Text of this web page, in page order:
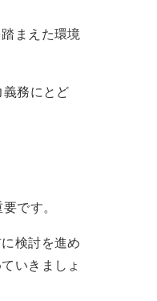
まえた環境
務にとど
です。
検討を進め
いきましょ